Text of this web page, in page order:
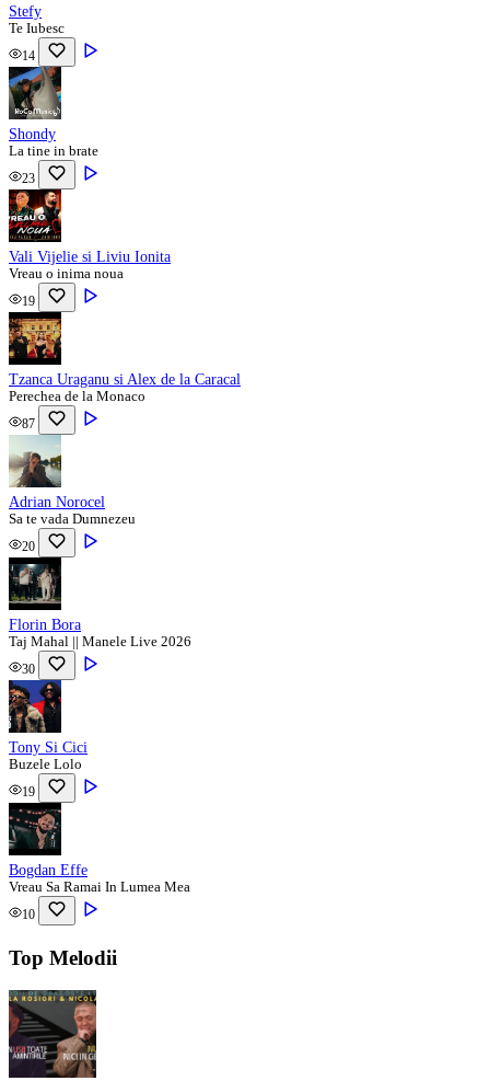
Stefy
Te Iubesc
14
Shondy
La tine in brate
23
Vali Vijelie si Liviu Ionita
Vreau o inima noua
19
Tzanca Uraganu si Alex de la Caracal
Perechea de la Monaco
87
Adrian Norocel
Sa te vada Dumnezeu
20
Florin Bora
Taj Mahal || Manele Live 2026
30
Tony Si Cici
Buzele Lolo
19
Bogdan Effe
Vreau Sa Ramai In Lumea Mea
10
Top Melodii